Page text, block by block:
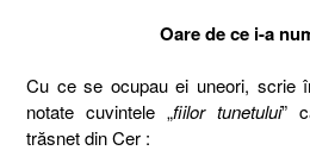
Oare de ce i-a
Cu ce se ocupau ei uneori, scrie
notate cuvintele „fiilor tunetului”
trăsnet din Cer :